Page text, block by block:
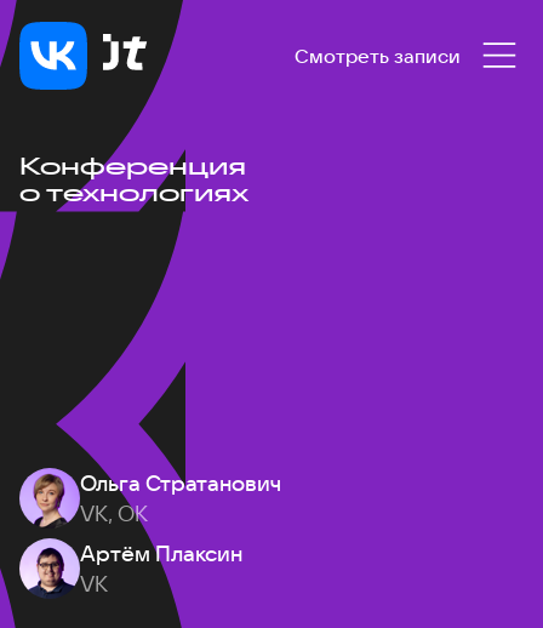
Смотреть записи
Конференция
о технологиях
Ольга Стратанович
VK, ОК
Артём Плаксин
VK